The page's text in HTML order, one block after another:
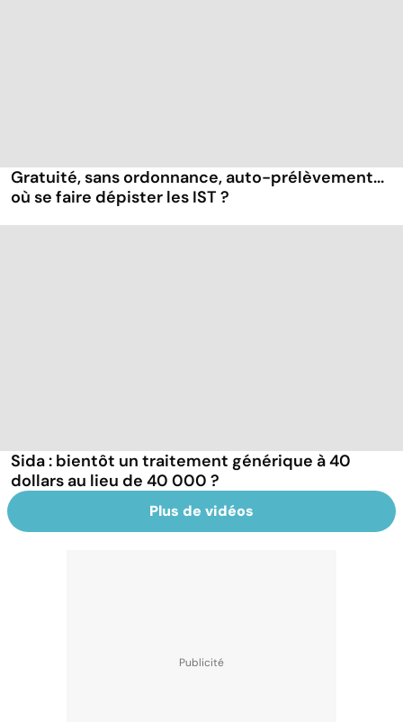
Gratuité, sans ordonnance, auto-prélèvement...
où se faire dépister les IST ?
Sida : bientôt un traitement générique à 40
dollars au lieu de 40 000 ?
Plus de vidéos